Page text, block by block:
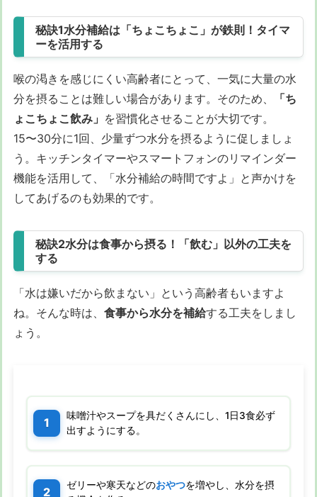
秘訣1水分補給は「ちょこちょこ」が鉄則！タイマ
ーを活用する
喉の渇きを感じにくい高齢者にとって、一気に大量の水
分を摂ることは難しい場合があります。そのため、
「ち
ょこちょこ飲み」 を習慣化させることが大切です。
15〜30分に1回、少量ずつ水分を摂るように促しましょ
う。キッチンタイマーやスマートフォンのリマインダー
機能を活用して、「水分補給の時間ですよ」と声かけを
してあげるのも効果的です。
秘訣2水分は食事から摂る！「飲む」以外の工夫を
する
「水は嫌いだから飲まない」という高齢者もいますよ
ね。そんな時は、 食事から水分を補給する工夫をしまし
ょう。
味噌汁やスープを具だくさんにし、1日3食必ず
出すようにする。
ゼリーや寒天などのおやつを増やし、水分を摂